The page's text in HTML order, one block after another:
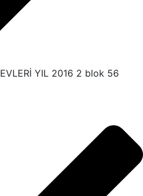
YIL 2016 2 blok 56